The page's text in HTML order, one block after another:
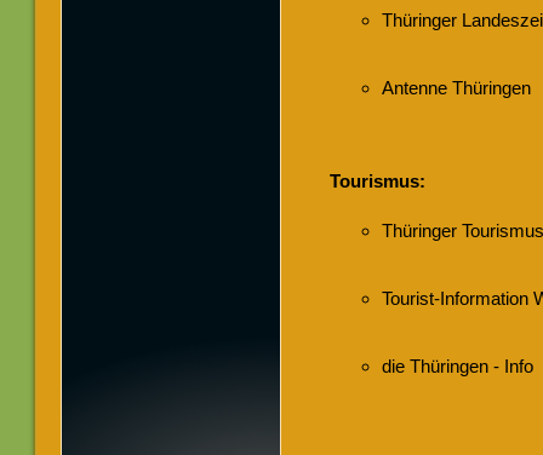
Thüringer
Antenne Thüringen
Tourismus:
Thüringer
Tourist-Information
die Thüringen - Info